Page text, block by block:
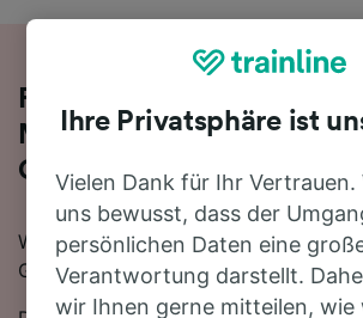
Fahren Sie mit dem Zug in
Minuten von
Greifswald
Wenn Sie mit dem Zug von
Greifswald reisen möchten, sind Sie
Ihre Privatsphäre ist
Vielen Dank für Ihr Vertrauen.
uns bewusst, dass der
persönlichen Daten eine
Verantwortung darstellt.
wir Ihnen gerne mitteilen, wie